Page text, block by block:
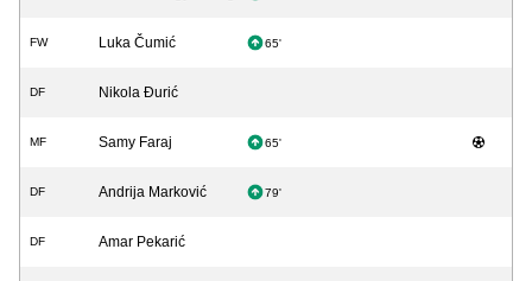
FW Luka Čumić 65'
DF Nikola Đurić
MF Samy Faraj 65'
DF Andrija Marković 79'
DF Amar Pekarić